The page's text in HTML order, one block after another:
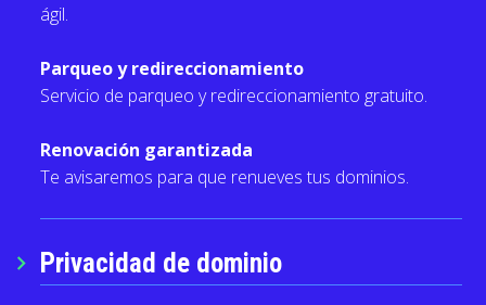
ágil.
Parqueo y redireccionamiento
Servicio de parqueo y redireccionamiento gratuito.
Renovación garantizada
Te avisaremos para que renueves tus dominios.
chevron_right Privacidad de dominio